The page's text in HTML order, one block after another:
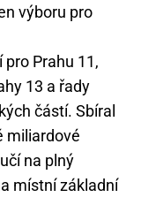
výboru pro
Prahu 11,
13 a řady
částí. Sbíral
miliardové
na plný
místní základní